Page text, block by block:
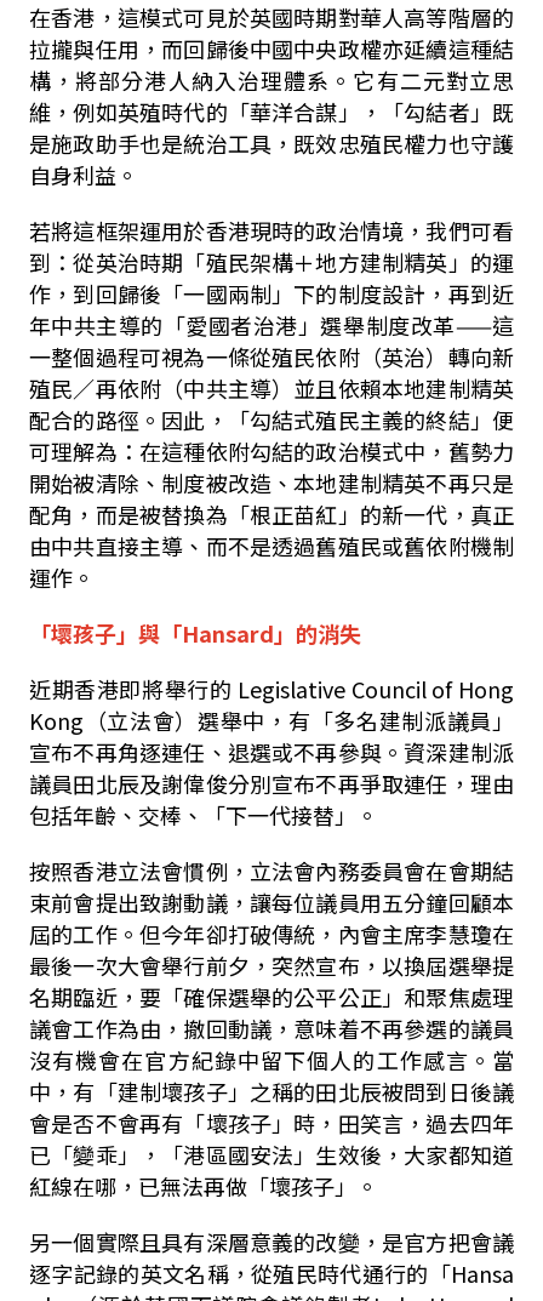
在香港，這模式可見於英國時期對華人高等階層的
拉攏與任用，而回歸後中國中央政權亦延續這種結
構，將部分港人納入治理體系。它有二元對立思
維，例如英殖時代的「華洋合謀」，「勾結者」既
是施政助手也是統治工具，既效忠殖民權力也守護
自身利益。
若將這框架運用於香港現時的政治情境，我們可看
到：從英治時期「殖民架構＋地方建制精英」的運
作，到回歸後「一國兩制」下的制度設計，再到近
年中共主導的「愛國者治港」選舉制度改革——這
一整個過程可視為一條從殖民依附（英治）轉向新
殖民／再依附（中共主導）並且依賴本地建制精英
配合的路徑。因此，「勾結式殖民主義的終結」便
可理解為：在這種依附勾結的政治模式中，舊勢力
開始被清除、制度被改造、本地建制精英不再只是
配角，而是被替換為「根正苗紅」的新一代，真正
由中共直接主導、而不是透過舊殖民或舊依附機制
運作。
「壞孩子」與「Hansard」的消失
近期香港即將舉行的 Legislative Council of Hong
Kong （立法會）選舉中，有「多名建制派議員」
宣布不再角逐連任、退選或不再參與。資深建制派
議員田北辰及謝偉俊分別宣布不再爭取連任，理由
包括年齡、交棒、「下一代接替」。
按照香港立法會慣例，立法會內務委員會在會期結
束前會提出致謝動議，讓每位議員用五分鐘回顧本
屆的工作。但今年卻打破傳統，內會主席李慧瓊在
最後一次大會舉行前夕，突然宣布，以換屆選舉提
名期臨近，要「確保選舉的公平公正」和聚焦處理
議會工作為由，撤回動議，意味着不再參選的議員
沒有機會在官方紀錄中留下個人的工作感言。當
中，有「建制壞孩子」之稱的田北辰被問到日後議
會是否不會再有「壞孩子」時，田笑言，過去四年
已「變乖」，「港區國安法」生效後，大家都知道
紅線在哪，已無法再做「壞孩子」。
另一個實際且具有深層意義的改變，是官方把會議
逐字記錄的英文名稱，從殖民時代通行的「Hansa